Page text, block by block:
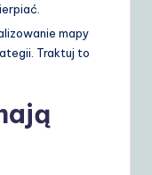
mapy
Traktuj to